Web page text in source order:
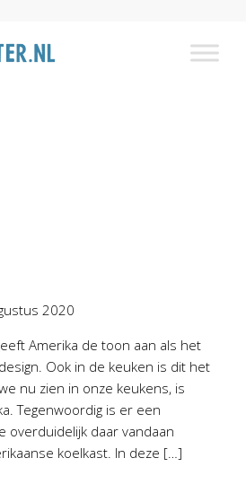
2020
Amerika de toon aan als het
Ook in de keuken is dit het
nu zien in onze keukens, is
Tegenwoordig is er een
overduidelijk daar vandaan
koelkast. In deze […]